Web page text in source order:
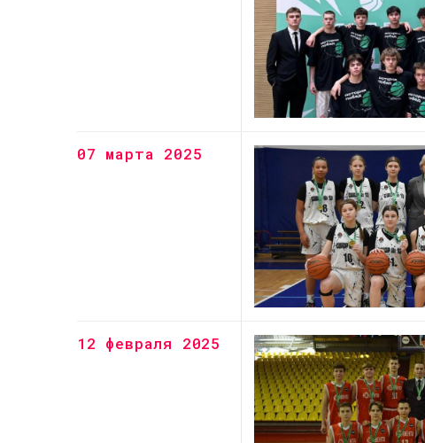
07 марта 2025
12 февраля 2025